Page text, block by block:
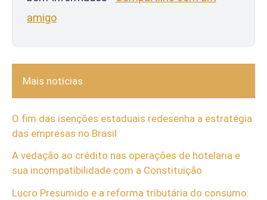
amigo
Mais notícias
O fim das isenções estaduais redesenha a estratégia
das empresas no Brasil
A vedação ao crédito nas operações de hotelaria e
sua incompatibilidade com a Constituição
Lucro Presumido e a reforma tributária do consumo: